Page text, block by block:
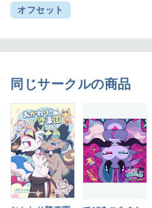
オフセット
同じサークルの商品